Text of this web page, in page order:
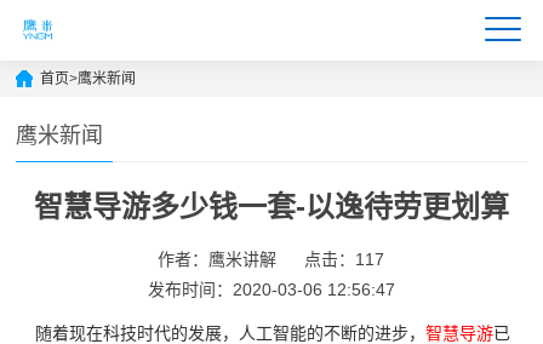
首页>鹰米新闻
鹰米新闻
智慧导游多少钱一套-以逸待劳更划算
作者：鹰米讲解
点击：117
发布时间：2020-03-06 12:56:47
随着现在科技时代的发展，人工智能的不断的进步，智慧导游已